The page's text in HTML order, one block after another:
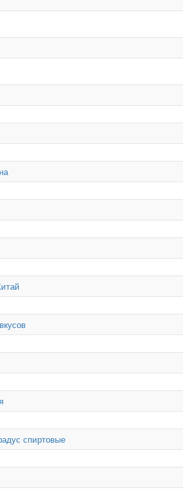
спиртовые